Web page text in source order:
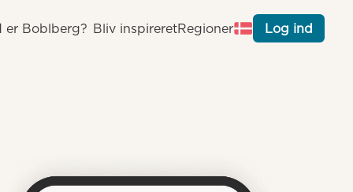
er Boblberg? Bliv inspireretRegioner Log ind